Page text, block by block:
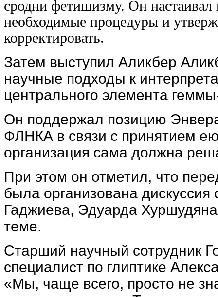
сродни фетишизму. Он
необходимые процедуры и
корректировать.
Затем выступил Аликбер
научные подходы к
центрального элемента
Он поддержал позицию
ФЛНКА в связи с принятием
организация сама должна
При этом он отметил, что
была организована
Гаджиева, Эдуарда
теме.
Старший научный сотрудник
специалист по глиптике
«Мы, чаще всего, просто не